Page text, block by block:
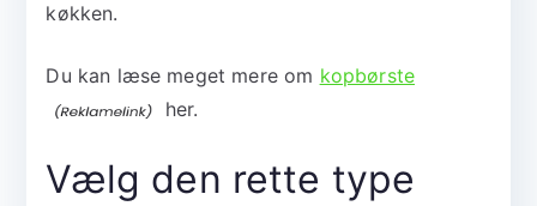
køkken.
Du kan læse meget mere om kopbørste
her.
Vælg den rette type